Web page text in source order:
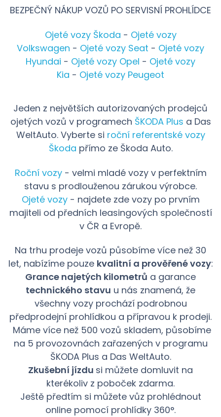
BEZPEČNÝ NÁKUP VOZŮ PO SERVISNÍ PROHLÍDCE
Ojeté vozy Škoda - Ojeté vozy
Volkswagen - Ojeté vozy Seat - Ojeté vozy
Hyundai - Ojeté vozy Opel - Ojeté vozy
Kia - Ojeté vozy Peugeot
Jeden z největších autorizovaných prodejců
ojetých vozů v programech ŠKODA Plus a Das
WeltAuto. Vyberte si roční referentské vozy
Škoda přímo ze Škoda Auto.
Roční vozy- velmi mladé vozy v perfektním
stavu s prodlouženou zárukou výrobce.
Ojeté vozy- najdete zde vozy po prvním
majiteli od předních leasingových společností
v ČR a Evropě.
Na trhu prodeje vozů působíme více než 30
let, nabízíme pouze kvalitní a prověřené vozy:
Grance najetých kilometrů a garance
technického stavu u nás znamená, že
všechny vozy prochází podrobnou
předprodejní prohlídkou a přípravou k prodeji.
Máme více než 500 vozů skladem, působíme
na 5 provozovnách zařazených v programu
ŠKODA Plus a Das WeltAuto.
Zkušební jízdu si můžete domluvit na
kterékoliv z poboček zdarma.
Ještě předtím si můžete vůz prohlédnout
online pomocí prohlídky 360°.